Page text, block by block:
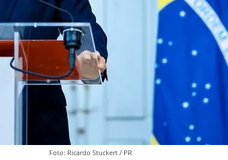
Foto: Ricardo Stuckert / PR